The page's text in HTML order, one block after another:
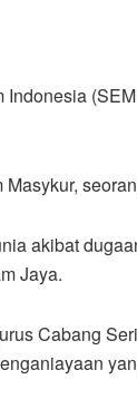
akibat
Jaya.
Cabang